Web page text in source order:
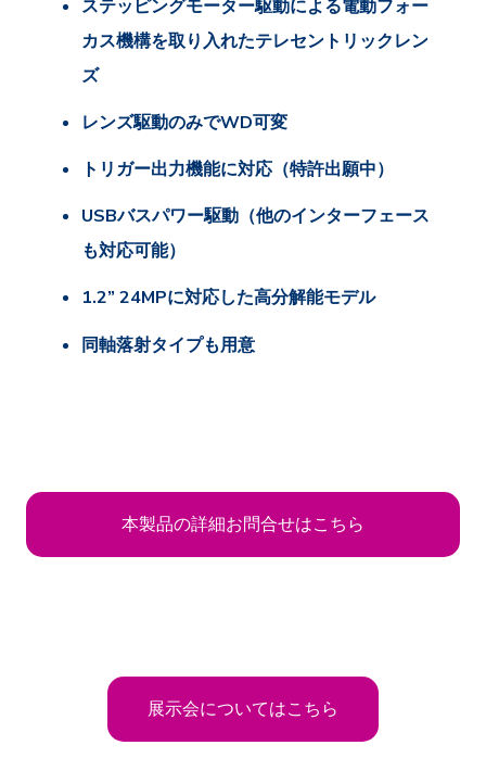
ステッピングモーター駆動による電動フォー
カス機構を取り入れたテレセントリックレン
ズ
レンズ駆動のみでWD可変
トリガー出力機能に対応（特許出願中）
USBバスパワー駆動（他のインターフェース
も対応可能）
1.2” 24MPに対応した高分解能モデル
同軸落射タイプも用意
本製品の詳細お問合せはこちら
展示会についてはこちら